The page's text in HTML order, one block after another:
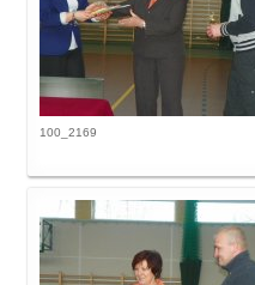
100_2169